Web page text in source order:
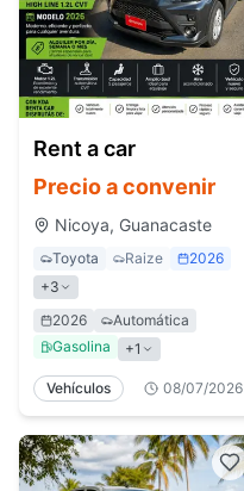
Rent a car
Precio a convenir
Nicoya, Guanacaste
Toyota Raize
2026
+3
2026
Automática
Gasolina
+1
Vehículos 08/07/2026